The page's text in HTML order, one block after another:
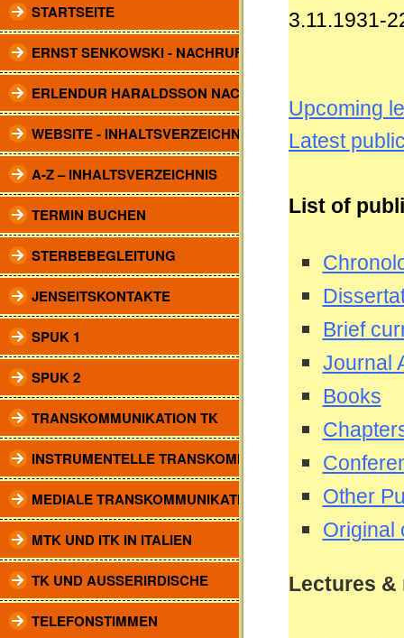
STARTSEITE
ERNST SENKOWSKI - NACHRUF
ERLENDUR HARALDSSON NACHRUF
WEBSITE - INHALTSVERZEICHNIS
A-Z – INHALTSVERZEICHNIS
TERMIN BUCHEN
STERBEBEGLEITUNG
JENSEITSKONTAKTE
SPUK 1
SPUK 2
TRANSKOMMUNIKATION TK
INSTRUMENTELLE TRANSKOMM.
MEDIALE TRANSKOMMUNIKATION
MTK UND ITK IN ITALIEN
TK UND AUSSERIRDISCHE
TELEFONSTIMMEN
3.11.1931-
Upcoming
Latest
List of
Brief
Journal
Books
Other
Original
Lectures &